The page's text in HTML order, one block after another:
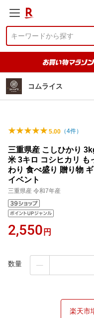
コムライス
5.00 （4件）
三重県産 こしひかり
米 3キロ コシヒカリ も
わり 食べ盛り 贈り物
イベント
三重県産 令和7年産
2,550 円
数量
楽天市